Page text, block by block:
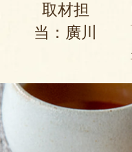
取材担
当：廣川